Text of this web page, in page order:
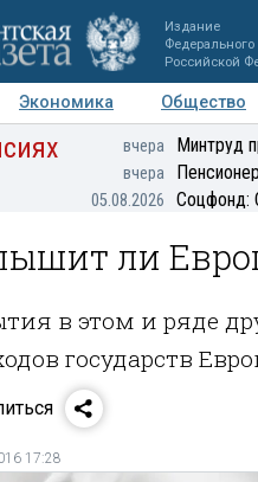
Издание
Российской
Экономика Общество
Персоны Мнения
вчера Минтруд
вчера
05.08.2026 Соцфонд:
ли
в этом и ряде
государств
17:28